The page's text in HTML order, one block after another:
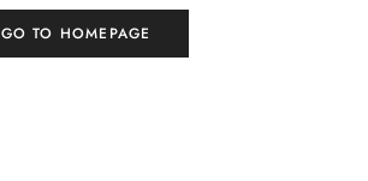
GO TO HOMEPAGE